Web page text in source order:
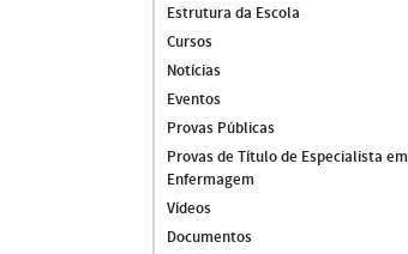
Estrutura da Escola
Cursos
Notícias
Eventos
Provas Públicas
Provas de Título de Especialista em
Enfermagem
Vídeos
Documentos